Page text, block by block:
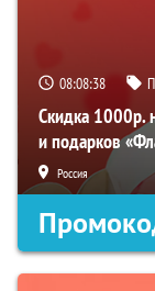
08:08:37
Скидка 1000р.
и подарков
Россия